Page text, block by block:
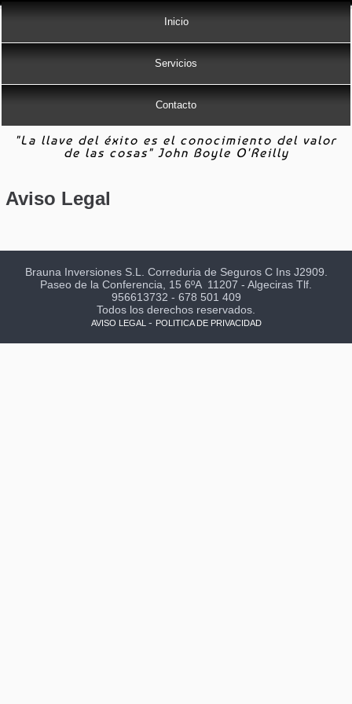
Inicio
Servicios
Contacto
"La llave del éxito es el conocimiento del valor
de las cosas" John Boyle O'Reilly
Aviso Legal
Brauna Inversiones S.L. Correduria de Seguros C Ins J2909.
Paseo de la Conferencia, 15 6ºA 11207 - Algeciras Tlf.
956613732 - 678 501 409
Todos los derechos reservados.
AVISO LEGAL - POLITICA DE PRIVACIDAD